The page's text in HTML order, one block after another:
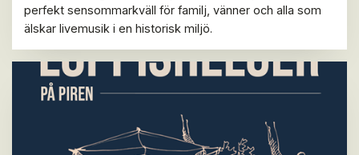
perfekt sensommarkväll för familj, vänner och alla som
älskar livemusik i en historisk miljö.